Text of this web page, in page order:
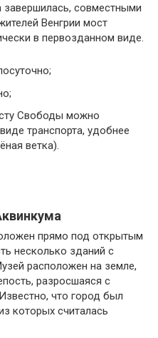
совместными
Венгрии мост
в первозданном виде.
Свободы можно
транспорта, удобнее
ветка).
прямо под открытым
несколько зданий с
расположен на земле,
разросшаяся с
что город был
которых считалась